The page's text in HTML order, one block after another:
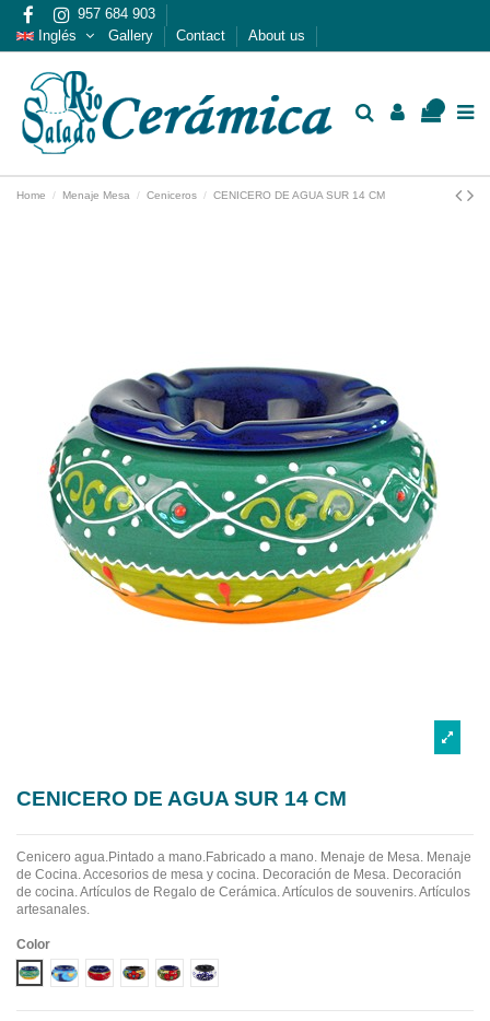
957 684 903
Inglés
Gallery Contact About us
Home Menaje Mesa Ceniceros CENICERO DE AGUA SUR 14 CM
CENICERO DE AGUA SUR 14 CM
Cenicero agua.Pintado a mano.Fabricado a mano. Menaje de Mesa. Menaje
de Cocina. Accesorios de mesa y cocina. Decoración de Mesa. Decoración
de cocina. Artículos de Regalo de Cerámica. Artículos de souvenirs. Artículos
artesanales.
Color
Diseño 1Diseño 2Diseño 3Diseño 4Diseño 5Diseño 6